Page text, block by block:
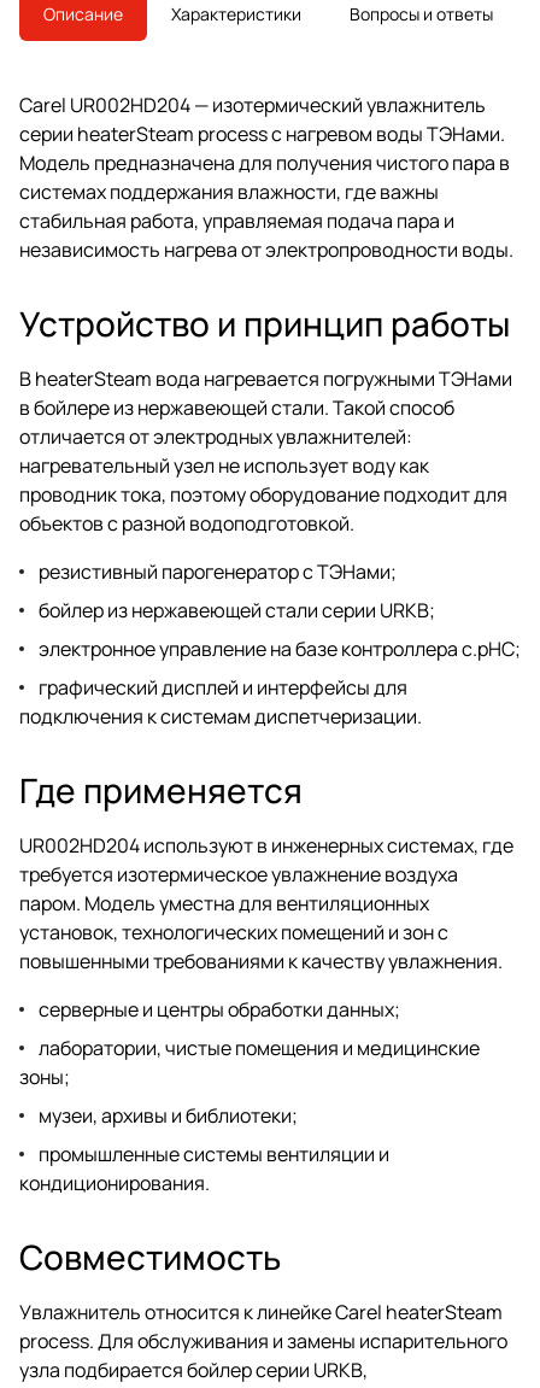
Описание Характеристики Вопросы и ответы
Carel UR002HD204 — изотермический увлажнитель
серии heaterSteam process с нагревом воды ТЭНами.
Модель предназначена для получения чистого пара в
системах поддержания влажности, где важны
стабильная работа, управляемая подача пара и
независимость нагрева от электропроводности воды.
Устройство и принцип работы
В heaterSteam вода нагревается погружными ТЭНами
в бойлере из нержавеющей стали. Такой способ
отличается от электродных увлажнителей:
нагревательный узел не использует воду как
проводник тока, поэтому оборудование подходит для
объектов с разной водоподготовкой.
резистивный парогенератор с ТЭНами;
бойлер из нержавеющей стали серии URKB;
электронное управление на базе контроллера c.pHC;
графический дисплей и интерфейсы для
подключения к системам диспетчеризации.
Где применяется
UR002HD204 используют в инженерных системах, где
требуется изотермическое увлажнение воздуха
паром. Модель уместна для вентиляционных
установок, технологических помещений и зон с
повышенными требованиями к качеству увлажнения.
серверные и центры обработки данных;
лаборатории, чистые помещения и медицинские
зоны;
музеи, архивы и библиотеки;
промышленные системы вентиляции и
кондиционирования.
Совместимость
Увлажнитель относится к линейке Carel heaterSteam
process. Для обслуживания и замены испарительного
узла подбирается бойлер серии URKB,